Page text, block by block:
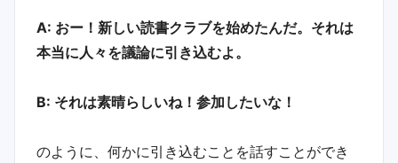
A: おー！新しい読書クラブを始めたんだ。それは
本当に人々を議論に引き込むよ。
B: それは素晴らしいね！参加したいな！
のように、何かに引き込むことを話すことができ